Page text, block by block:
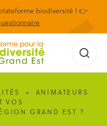
biodiversité ! 👉
»
ANIMATEURS
VOS
GRAND EST ?